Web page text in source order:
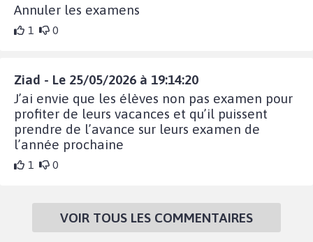
Annuler les examens
1 0
Ziad - Le 25/05/2026 à 19:14:20
J’ai envie que les élèves non pas examen pour
profiter de leurs vacances et qu’il puissent
prendre de l’avance sur leurs examen de
l’année prochaine
1 0
VOIR TOUS LES COMMENTAIRES